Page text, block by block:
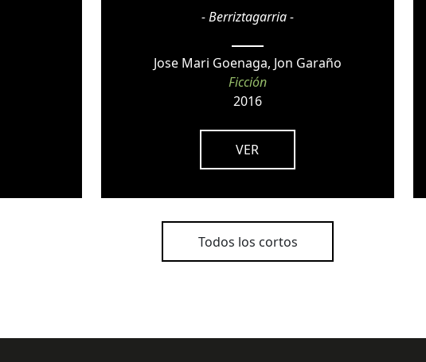
- Berriztagarria -
Jose Mari Goenaga, Jon Garaño
Ficción
2016
VER
Todos los cortos